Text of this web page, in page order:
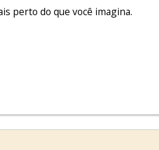
perto do que você imagina.